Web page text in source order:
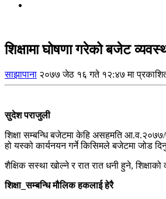
शिक्षामा घोषणा गरेको बजेट
साझापाना २०७७ जेठ १६ गते १२:४७ मा
सुदेश पराजुली
शिक्षा सम्बन्धि बजेटमा केहि असहमति
हो यस्को कार्यनयन गर्ने किसिमले बजेटमा जोड दिनु
शैक्षिक सस्था खोल्ने र रात रात धनी हुने, शिक्षाको
शिक्षा_सम्बन्धि मौलिक हकलाई हेरै